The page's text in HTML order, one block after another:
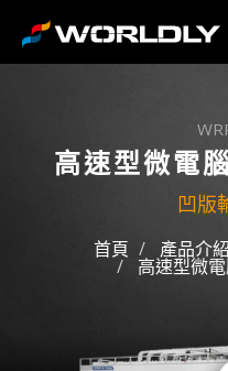
高速型微電
凹版
首頁 產品介紹
高速型微